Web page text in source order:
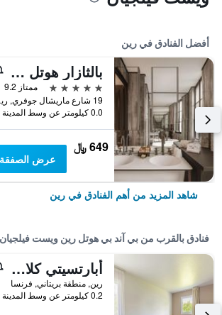
أفضل الفنادق في رين
بالثازار هوتل آند سبا رينيس - إم جاليري كوليكشن
5 نجوم
ممتاز 9.2
19
0.0 كيلومتر عن وسط المدينة
649 ﷼
عرض الصفقة
شاهد المزيد من أهم الفنادق في رين
فنادق بالقرب من بي آند بي هوتل رين ويست فيلجيان
أبارتسيتي كلاسيك رين ٔويست
رين, منطقة بريتاني, فرنسا
0.2 كيلومتر عن وسط المدينة